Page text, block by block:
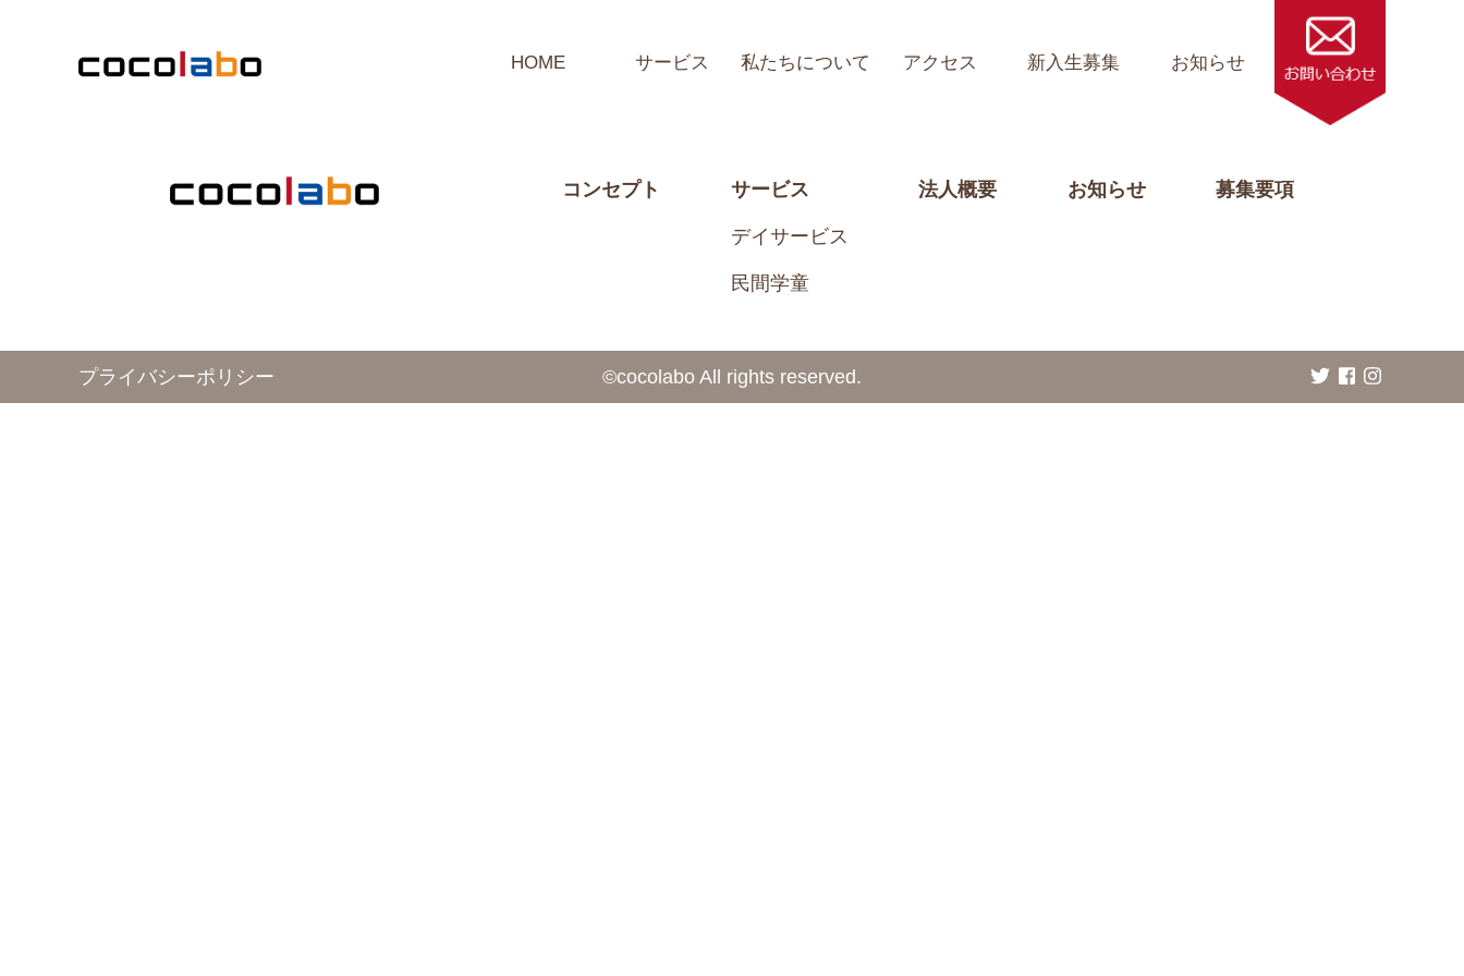
HOME サービス 私たちについて アクセス 新入生募集 お知らせ
コンセプト サービス
デイサービス
民間学童
法人概要 お知らせ 募集要項
プライバシーポリシー ©️cocolabo All rights reserved.